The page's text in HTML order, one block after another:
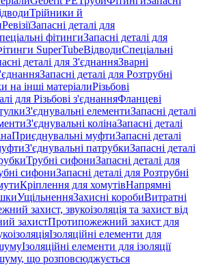
Трійники й
РевізіїЗапасні деталі для
фітингиЗапасні деталі для
SuperTubeВідводиСпеціальні
деталі для З'єднанняЗварні
Запасні деталі для Розтрубні
на інші матеріалиРізьбові
для Різьбові з'єднанняФланцеві
З'єднувальні елементиЗапасні деталі
З'єднувальні колінаЗапасні деталі
Приєднувальні муфтиЗапасні деталі
З'єднувальні патрубкиЗапасні деталі
Трубні сифониЗапасні деталі для
сифониЗапасні деталі для Розтрубні
Кріплення для хомутівНапрямні
УщільненняЗахисні коробиВитратні
захист, звукоізоляція та захист від
захистПротипожежний захист для
Ізоляційні елементи для
Ізоляційні елементи для ізоляції
що розповсюджується